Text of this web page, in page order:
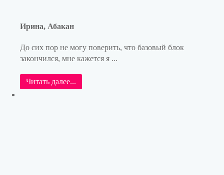
Ирина, Абакан
До сих пор не могу поверить, что базовый блок
закончился, мне кажется я ...
Читать далее...